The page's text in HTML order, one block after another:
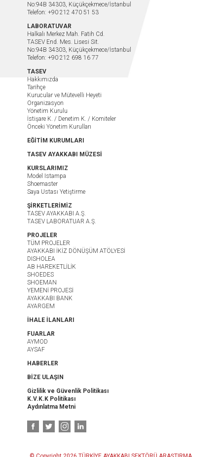
No:94B 34303, Küçükçekmece/İstanbul
Telefon: +90 212 470 51 53
LABORATUVAR
Halkalı Merkez Mah. Fatih Cd.
TASEV End. Mes. Lisesi Sit.
No:94B 34303, Küçükçekmece/İstanbul
Telefon: +90 212 698 16 77
TASEV
Hakkımızda
Tarihçe
Kurucular ve Mütevelli Heyeti
Organizasyon
Yönetim Kurulu
İstişare K. / Denetim K. / Komiteler
Önceki Yönetim Kurulları
EĞİTİM KURUMLARI
TASEV AYAKKABI MÜZESİ
KURSLARIMIZ
Model Istampa
Shoemaster
Saya Ustası Yetiştirme
ŞİRKETLERİMİZ
TASEV AYAKKABI A.Ş.
TASEV LABORATUAR A.Ş.
PROJELER
TÜM PROJELER
AYAKKABI İKİZ DÖNÜŞÜM ATÖLYESİ
DISHOLEA
AB HAREKETLİLİK
SHOEDES
SHOEMAN
YEMENİ PROJESİ
AYAKKABI BANK
AYARGEM
İHALE İLANLARI
FUARLAR
AYMOD
AYSAF
HABERLER
BİZE ULAŞIN
Gizlilik ve Güvenlik Politikası
K.V.K.K Politikası
Aydınlatma Metni